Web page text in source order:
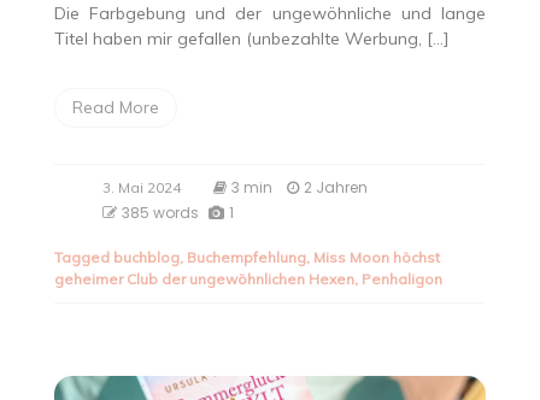
Die Farbgebung und der ungewöhnliche und lange
Titel haben mir gefallen (unbezahlte Werbung, […]
Read More
3. Mai 2024 3 min
2 Jahren
385 words
1
Tagged buchblog, Buchempfehlung, Miss Moon höchst
geheimer Club der ungewöhnlichen Hexen, Penhaligon